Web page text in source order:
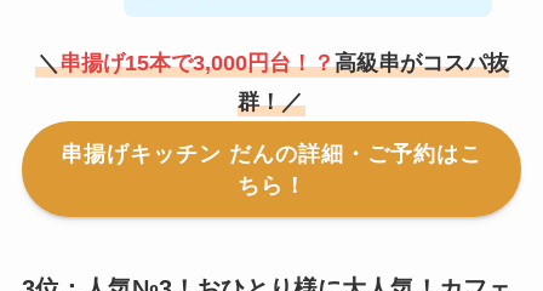
＼串揚げ15本で3,000円台！？高級串がコスパ抜
群！／
串揚げキッチン だんの詳細・ご予約はこ
ちら！